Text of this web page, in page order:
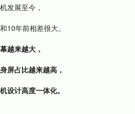
发展至今，
10年前相差很大。
越来越大，
屏占比越来越高，
设计高度一体化。